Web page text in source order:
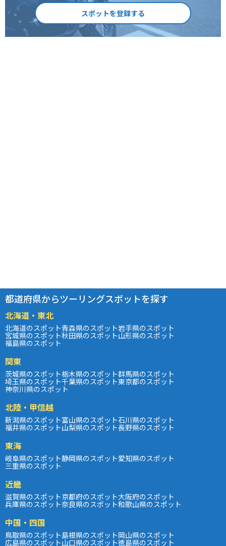
スポットを登録する
都道府県からツーリングスポットを探す
北海道・東北
北海道のスポット青森県のスポット岩手県のスポット
宮城県のスポット秋田県のスポット山形県のスポット
福島県のスポット
関東
茨城県のスポット栃木県のスポット群馬県のスポット
埼玉県のスポット千葉県のスポット東京都のスポット
神奈川県のスポット
北陸・甲信越
新潟県のスポット富山県のスポット石川県のスポット
福井県のスポット山梨県のスポット長野県のスポット
東海
岐阜県のスポット静岡県のスポット愛知県のスポット
三重県のスポット
近畿
滋賀県のスポット京都府のスポット大阪府のスポット
兵庫県のスポット奈良県のスポット和歌山県のスポット
中国・四国
鳥取県のスポット島根県のスポット岡山県のスポット
広島県のスポット山口県のスポット徳島県のスポット